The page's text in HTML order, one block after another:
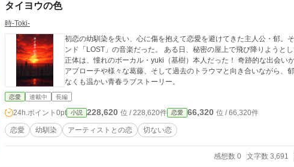
タイヨウの色
時-Toki-
初恋の幼馴染を失い、心に傷を抱えて恋愛を避けてきた主人公・郁。
ンド「LOST」の音楽だった。 ある日、秘密の屋上で飛び降りようとしていた男性を引き留めると……なんとその
正体は、憧れのボーカル・yuki（基樹）本人だった！ 奇跡的な出会いから始まる秘密の交流。一途な後輩からの猛
アプローチや様々な葛藤、そして過去のトラウマと向き合いながら、
なくも温かい青春ラブストーリー。
恋愛 連載中 長編
24h.ポイント 0pt 小説 228,620 位 / 228,620件 恋愛 66,320 位 / 66,320件
恋愛 幼馴染 アーティストとの恋 切ない恋
感想数 0 文字数 3,691